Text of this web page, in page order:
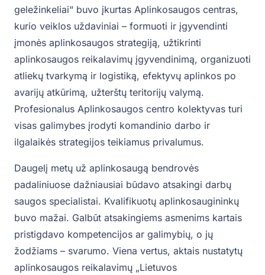
geležinkeliai“ buvo įkurtas Aplinkosaugos centras,
kurio veiklos uždaviniai – formuoti ir įgyvendinti
įmonės aplinkosaugos strategiją, užtikrinti
aplinkosaugos reikalavimų įgyvendinimą, organizuoti
atliekų tvarkymą ir logistiką, efektyvų aplinkos po
avarijų atkūrimą, užterštų teritorijų valymą.
Profesionalus Aplinkosaugos centro kolektyvas turi
visas galimybes įrodyti komandinio darbo ir
ilgalaikės strategijos teikiamus privalumus.
Daugelį metų už aplinkosaugą bendrovės
padaliniuose dažniausiai būdavo atsakingi darbų
saugos specialistai. Kvalifikuotų aplinkosaugininkų
buvo mažai. Galbūt atsakingiems asmenims kartais
pristigdavo kompetencijos ar galimybių, o jų
žodžiams – svarumo. Viena vertus, aktais nustatytų
aplinkosaugos reikalavimų „Lietuvos